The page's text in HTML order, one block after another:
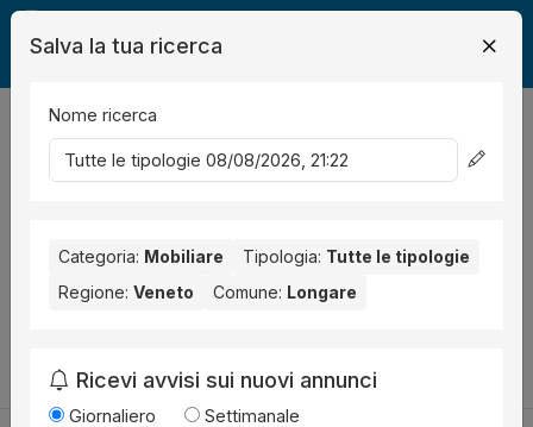
Legalmente Mobili
risultati Ordina per
risultato per la Provincia selezionata:Vicenza.
Prova a modificare i parametri di ricerca:
Salva la tua ricerca
Nome ricerca
Categoria: Mobiliare Tipologia: Tutte le tipologie
Regione: Veneto Comune: Longare
Ricevi avvisi sui nuovi annunci
Giornaliero Settimanale